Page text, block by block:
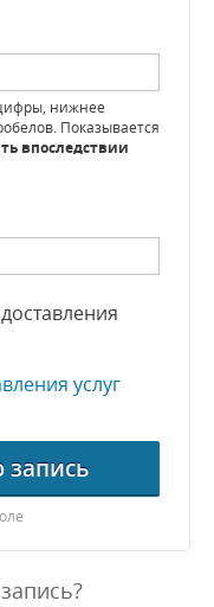
нижнее
Показывается
впоследствии
услуг
запись